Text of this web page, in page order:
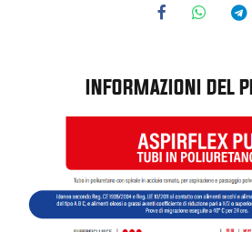
INFORMAZIONI DEL